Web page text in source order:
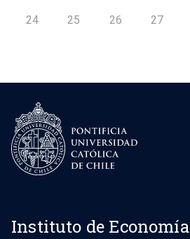
24 25 26 27
Instituto de Economía